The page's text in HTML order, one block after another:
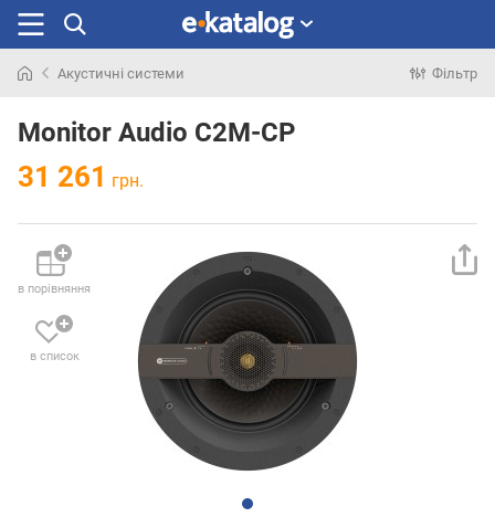
раніше
Акустичні системи Фільтр
Monitor Audio C2M-CP
31 261 грн.
в порівняння
в список